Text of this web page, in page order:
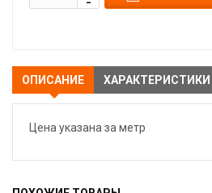
ОПИСАНИЕ ХАРАКТЕРИСТИКИ
Цена указана за метр